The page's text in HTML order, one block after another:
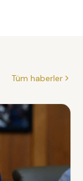
Tüm haberler